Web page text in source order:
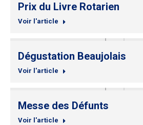
Prix du Livre Rotarien
Voir l'article
Dégustation Beaujolais
Voir l'article
Messe des Défunts
Voir l'article